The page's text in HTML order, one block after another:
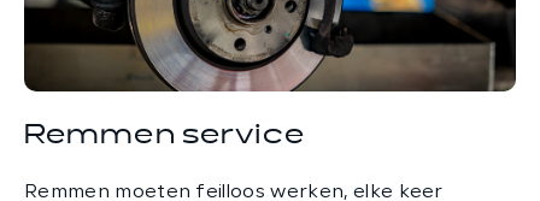
Remmen service
Remmen moeten feilloos werken, elke keer